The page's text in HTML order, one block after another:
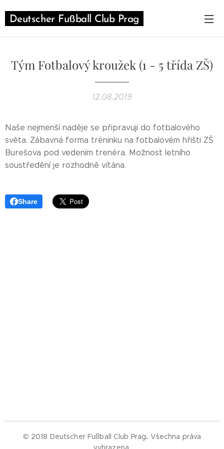
Deutscher Fußball Club Prag
Tým Fotbalový kroužek (1 - 5 třída ZŠ)
12.08.2019
Naše nejmenší naděje se připravuji do fotbalového
světa. Zábavná forma tréninku na fotbalovém hřišti ZŠ
Burešova pod vedením trenéra. Možnost letního
soustředění je rozhodně vítána.
Share
© 2018 Deutscher Fußball Club Prag. Všechna práva